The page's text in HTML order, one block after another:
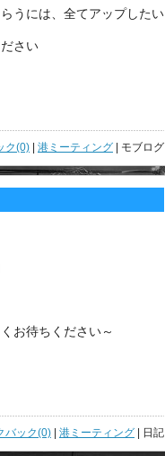
うには、全てアップしたい
さい
ク(0) 港ミーティング | モブログ
お待ちください～
バック(0) 港ミーティング | 日記